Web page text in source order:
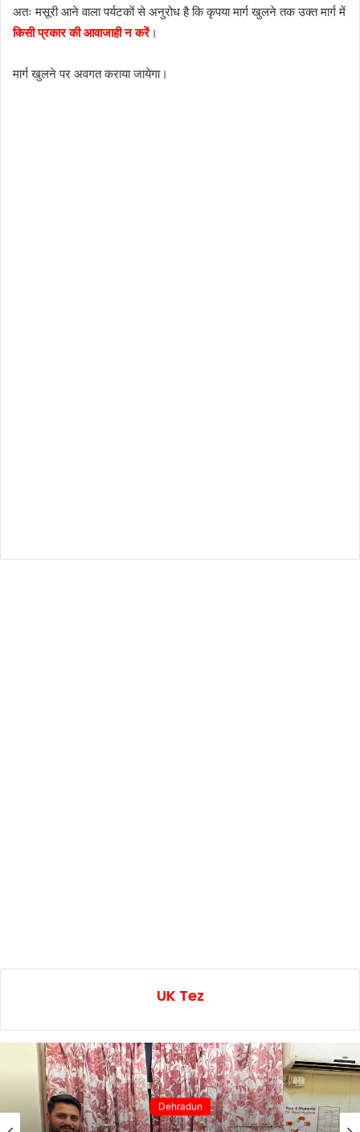
अतः मसूरी आने वाला पर्यटकों से अनुरोध है कि कृपया मार्ग खुलने तक उक्त मार्ग में
किसी प्रकार की आवाजाही न करें।
मार्ग खुलने पर अवगत कराया जायेगा।
UK Tez
Dehradun